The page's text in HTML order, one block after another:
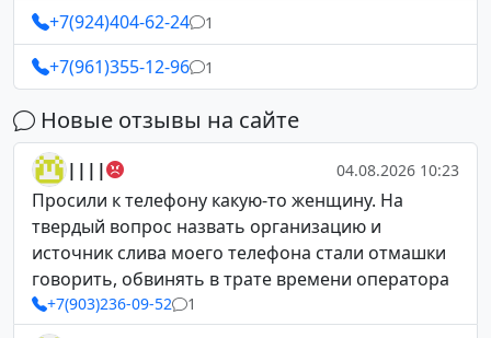
+7(924)404-62-24 1
+7(961)355-12-96 1
Новые отзывы на сайте
|||| 04.08.2026 10:23
Просили к телефону какую-то женщину. На
твердый вопрос назвать организацию и
источник слива моего телефона стали отмашки
говорить, обвинять в трате времени оператора
+7(903)236-09-52 1